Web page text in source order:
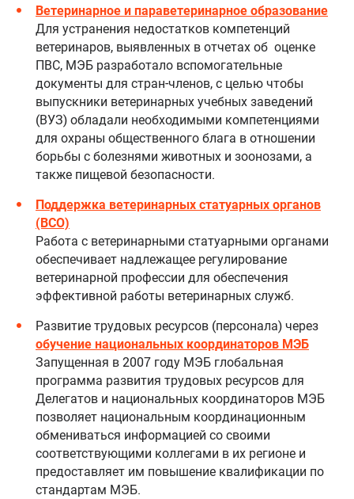
Ветеринарное и параветеринарное образование
Для устранения недостатков компетенций
ветеринаров, выявленных в отчетах об оценке
ПВС, МЭБ разработало вспомогательные
документы для стран-членов, с целью чтобы
выпускники ветеринарных учебных заведений
(ВУЗ) обладали необходимыми компетенциями
для охраны общественного блага в отношении
борьбы с болезнями животных и зоонозами, а
также пищевой безопасности.
Поддержка ветеринарных статуарных органов
(ВСО)
Работа с ветеринарными статуарными органами
обеспечивает надлежащее регулирование
ветеринарной профессии для обеспечения
эффективной работы ветеринарных служб.
Развитие трудовых ресурсов (персонала) через
обучение национальных координаторов МЭБ
Запущенная в 2007 году МЭБ глобальная
программа развития трудовых ресурсов для
Делегатов и национальных координаторов МЭБ
позволяет национальным координационным
обмениваться информацией со своими
соответствующими коллегами в их регионе и
предоставляет им повышение квалификации по
стандартам МЭБ.